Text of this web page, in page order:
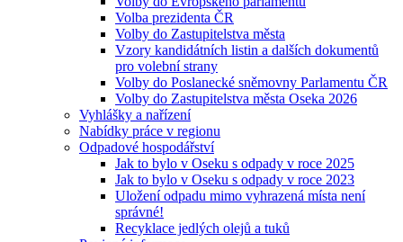
Volba prezidenta ČR
Volby do Zastupitelstva města
Vzory kandidátních listin a dalších dokumentů
pro volební strany
Volby do Poslanecké sněmovny Parlamentu ČR
Volby do Zastupitelstva města Oseka 2026
Vyhlášky a nařízení
Nabídky práce v regionu
Odpadové hospodářství
Jak to bylo v Oseku s odpady v roce 2025
Jak to bylo v Oseku s odpady v roce 2023
Uložení odpadu mimo vyhrazená místa není
správné!
Recyklace jedlých olejů a tuků